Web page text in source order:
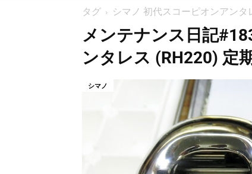
タグ シマノ 初代スコーピオンアン
メンテナンス日記
ンタレス (RH220) 定
シマノ